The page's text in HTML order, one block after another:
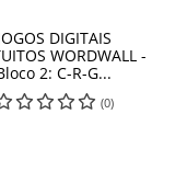
DIGITAIS
WORDWALL -
2: C-R-G...
(0)